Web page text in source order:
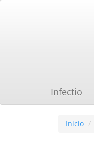
Infectio
Inicio